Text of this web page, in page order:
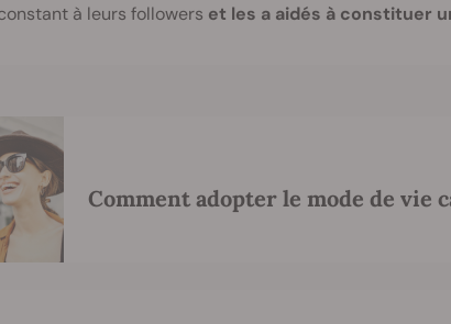
à leurs followers et les a aidés à constituer
Comment adopter le mode de vie